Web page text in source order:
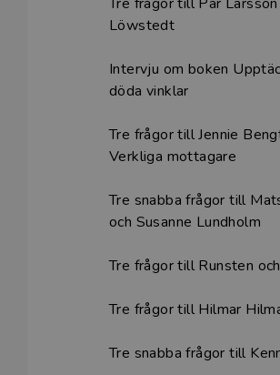
Löwstedt
Intervju om boken
döda vinklar
Tre frågor till Jennie
Verkliga mottagare
Tre snabba frågor till
och Susanne Lundholm
Tre frågor till Runsten
Tre frågor till Hilmar
Tre snabba frågor till